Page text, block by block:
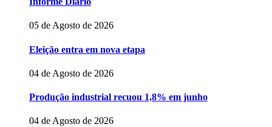
05 de Agosto de 2026
Eleição entra em nova etapa
04 de Agosto de 2026
Produção industrial recuou 1,8% em junho
04 de Agosto de 2026